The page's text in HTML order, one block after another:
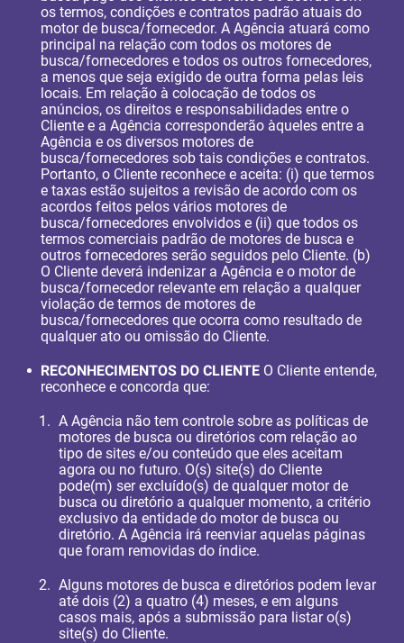
os termos, condições e contratos padrão atuais do
motor de busca/fornecedor. A Agência atuará como
principal na relação com todos os motores de
busca/fornecedores e todos os outros fornecedores,
a menos que seja exigido de outra forma pelas leis
locais. Em relação à colocação de todos os
anúncios, os direitos e responsabilidades entre o
Cliente e a Agência corresponderão àqueles entre a
Agência e os diversos motores de
busca/fornecedores sob tais condições e contratos.
Portanto, o Cliente reconhece e aceita: (i) que termos
e taxas estão sujeitos a revisão de acordo com os
acordos feitos pelos vários motores de
busca/fornecedores envolvidos e (ii) que todos os
termos comerciais padrão de motores de busca e
outros fornecedores serão seguidos pelo Cliente. (b)
O Cliente deverá indenizar a Agência e o motor de
busca/fornecedor relevante em relação a qualquer
violação de termos de motores de
busca/fornecedores que ocorra como resultado de
qualquer ato ou omissão do Cliente.
RECONHECIMENTOS DO CLIENTE O Cliente entende,
reconhece e concorda que:
A Agência não tem controle sobre as políticas de
motores de busca ou diretórios com relação ao
tipo de sites e/ou conteúdo que eles aceitam
agora ou no futuro. O(s) site(s) do Cliente
pode(m) ser excluído(s) de qualquer motor de
busca ou diretório a qualquer momento, a critério
exclusivo da entidade do motor de busca ou
diretório. A Agência irá reenviar aquelas páginas
que foram removidas do índice.
Alguns motores de busca e diretórios podem levar
até dois (2) a quatro (4) meses, e em alguns
casos mais, após a submissão para listar o(s)
site(s) do Cliente.